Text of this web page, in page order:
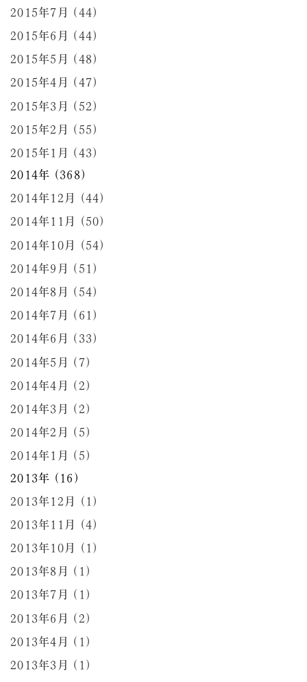
2015年7月 (44)
2015年6月 (44)
2015年5月 (48)
2015年4月 (47)
2015年3月 (52)
2015年2月 (55)
2015年1月 (43)
2014年 (368)
2014年12月 (44)
2014年11月 (50)
2014年10月 (54)
2014年9月 (51)
2014年8月 (54)
2014年7月 (61)
2014年6月 (33)
2014年5月 (7)
2014年4月 (2)
2014年3月 (2)
2014年2月 (5)
2014年1月 (5)
2013年 (16)
2013年12月 (1)
2013年11月 (4)
2013年10月 (1)
2013年8月 (1)
2013年7月 (1)
2013年6月 (2)
2013年4月 (1)
2013年3月 (1)